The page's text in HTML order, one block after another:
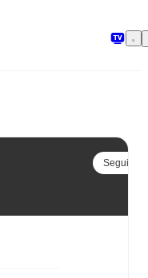
Seguir